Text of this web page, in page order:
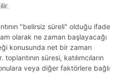
"belirsiz süreli" olduğu ifade
olarak ne zaman başlayacağı
konusunda net bir zaman
süresi, katılımcıların
veya diğer faktörlere bağlı